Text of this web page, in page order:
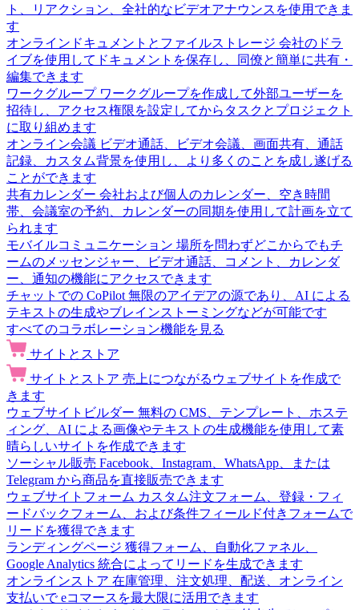
ト、リアクション、全社的なビデオアナウンスを使用できま
す
オンラインドキュメントとファイルストレージ 会社のドラ
イブを使用してドキュメントを保存し、同僚と簡単に共有・
編集できます
ワークグループ ワークグループを作成して外部ユーザーを
招待し、アクセス権限を設定してからタスクとプロジェクト
に取り組めます
オンライン会議 ビデオ通話、ビデオ会議、画面共有、通話
記録、カスタム背景を使用し、より多くのことを成し遂げる
ことができます
共有カレンダー 会社および個人のカレンダー、空き時間
帯、会議室の予約、カレンダーの同期を使用して計画を立て
られます
モバイルコミュニケーション 場所を問わずどこからでもチ
ームのメッセンジャー、ビデオ通話、コメント、カレンダ
ー、通知の機能にアクセスできます
チャットでの CoPilot 無限のアイデアの源であり、AI による
テキストの生成やブレインストーミングなどが可能です
すべてのコラボレーション機能を見る
サイトとストア
サイトとストア 売上につながるウェブサイトを作成で
きます
ウェブサイトビルダー 無料の CMS、テンプレート、ホステ
ィング、AI による画像やテキストの生成機能を使用して素
晴らしいサイトを作成できます
ソーシャル販売 Facebook、Instagram、WhatsApp、または
Telegram から商品を直接販売できます
ウェブサイトフォーム カスタム注文フォーム、登録・フィ
ードバックフォーム、および条件フィールド付きフォームで
リードを獲得できます
ランディングページ 獲得フォーム、自動化ファネル、
Google Analytics 統合によってリードを生成できます
オンラインストア 在庫管理、注文処理、配送、オンライン
支払いで eコマースを最大限に活用できます